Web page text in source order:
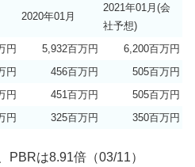
2020年01月
2021年01月(会
社予想)
円 5,932百万円
6,200百万円
円 456百万円
505百万円
円 451百万円
505百万円
円 325百万円 350百万円
PBRは8.91倍（03/11）